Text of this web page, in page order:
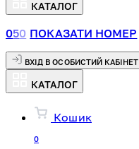
КАТАЛОГ
050 ПОКАЗАТИ НОМЕР
ВХІД В ОСОБИСТИЙ КАБІНЕТ
КАТАЛОГ
Кошик
0